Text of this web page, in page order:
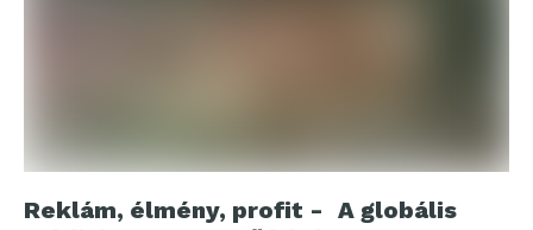
Reklám, élmény, profit - A globális